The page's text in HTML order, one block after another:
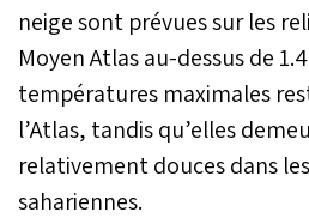
neige sont prévues sur les
Moyen Atlas au-dessus de
températures maximales
l’Atlas, tandis qu’elles
relativement douces dans
sahariennes.